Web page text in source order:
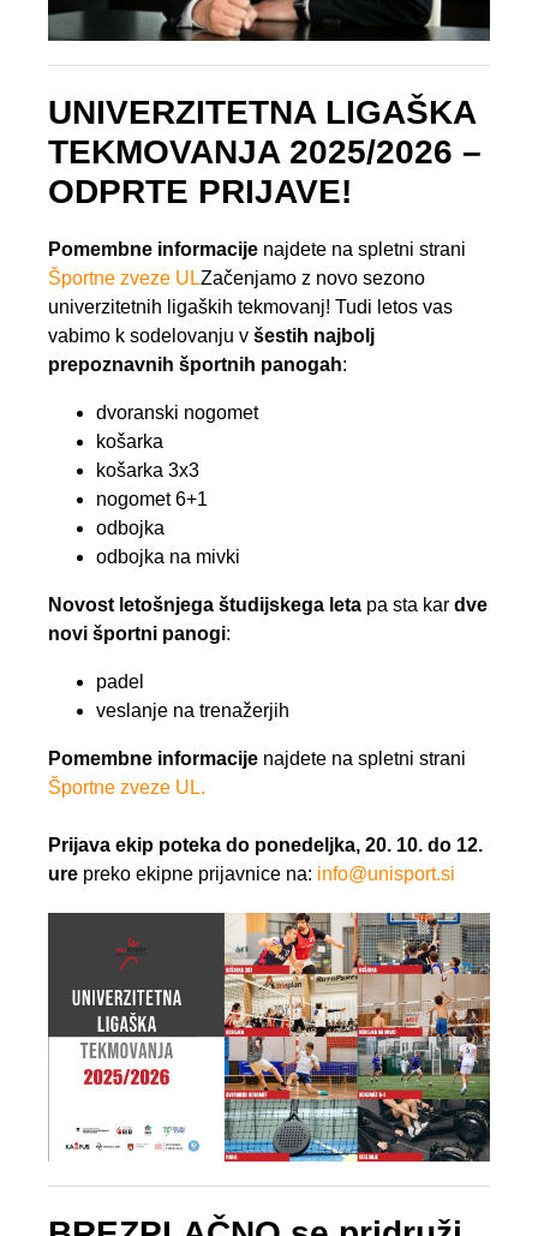
UNIVERZITETNA LIGAŠKA
TEKMOVANJA 2025/2026 –
ODPRTE PRIJAVE!
Pomembne informacije najdete na spletni strani
Športne zveze ULZačenjamo z novo sezono
univerzitetnih ligaških tekmovanj! Tudi letos vas
vabimo k sodelovanju v šestih najbolj
prepoznavnih športnih panogah:
dvoranski nogomet
košarka
košarka 3x3
nogomet 6+1
odbojka
odbojka na mivki
Novost letošnjega študijskega leta pa sta kar dve
novi športni panogi:
padel
veslanje na trenažerjih
Pomembne informacije najdete na spletni strani
Športne zveze UL.
Prijava ekip poteka do ponedeljka, 20. 10. do 12.
ure preko ekipne prijavnice na: info@unisport.si